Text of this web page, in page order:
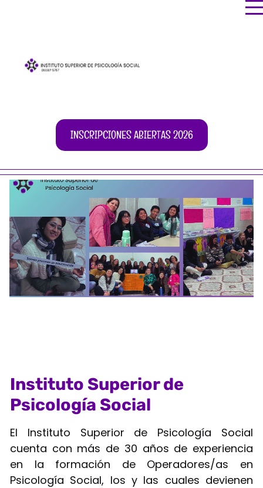
INSCRIPCIONES ABIERTAS 2026
Instituto Superior de
Psicología Social
El Instituto Superior de Psicología Social
cuenta con más de 30 años de experiencia
en la formación de Operadores/as en
Psicología Social, los y las cuales devienen